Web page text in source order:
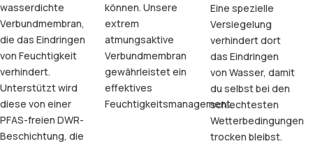
wasserdichte
Verbundmembran,
die das Eindringen
von Feuchtigkeit
verhindert.
Unterstützt wird
diese von einer
PFAS-freien DWR-
Beschichtung, die
können. Unsere
extrem
atmungsaktive
Verbundmembran
gewährleistet ein
effektives
Feuchtigkeitsmanagement.
Eine spezielle
Versiegelung
verhindert dort
das Eindringen
von Wasser, damit
du selbst bei den
schlechtesten
Wetterbedingungen
trocken bleibst.